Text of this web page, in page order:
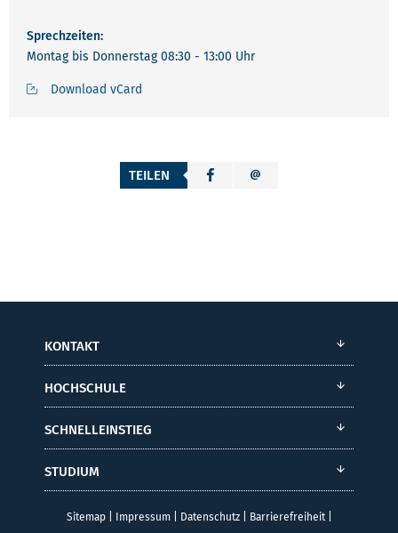
Sprechzeiten:
Montag bis Donnerstag 08:30 - 13:00 Uhr
Download vCard
TEILEN
KONTAKT
HOCHSCHULE
SCHNELLEINSTIEG
STUDIUM
Sitemap| Impressum| Datenschutz| Barrierefreiheit|